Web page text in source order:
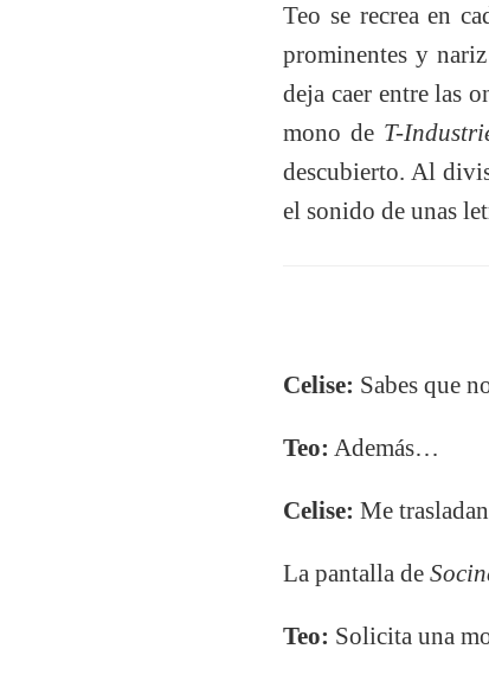
Teo se recrea en
prominentes y
deja caer entre las
mono de T-
descubierto. Al
el sonido de unas
Celise: Sabes que
Teo: Además…
Celise: Me
La pantalla de
Teo: Solicita una